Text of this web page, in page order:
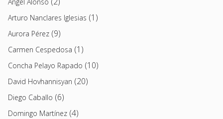
Arturo Nanclares Iglesias (1)
Aurora Pérez (9)
Carmen Cespedosa (1)
Concha Pelayo Rapado (10)
David Hovhannisyan (20)
Diego Caballo (6)
Domingo Martínez (4)